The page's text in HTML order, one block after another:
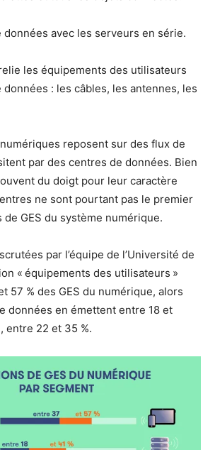
données avec les serveurs en série.
les équipements des utilisateurs
: les câbles, les antennes, les
reposent sur des flux de
par des centres de données. Bien
du doigt pour leur caractère
ne sont pourtant pas le premier
de GES du système numérique.
par l’équipe de l’Université de
« équipements des utilisateurs »
57 % des GES du numérique, alors
données en émettent entre 18 et
entre 22 et 35 %.